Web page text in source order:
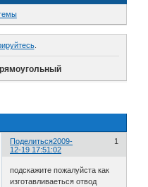
.
Поделиться 1
2009-
12-19 17:51:02
подскажите пожалуйста как
изготавливаеться отвод